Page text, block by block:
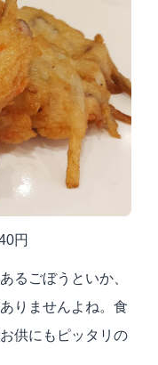
円
るごぼうといか、
りませんよね。食
供にもピッタリの